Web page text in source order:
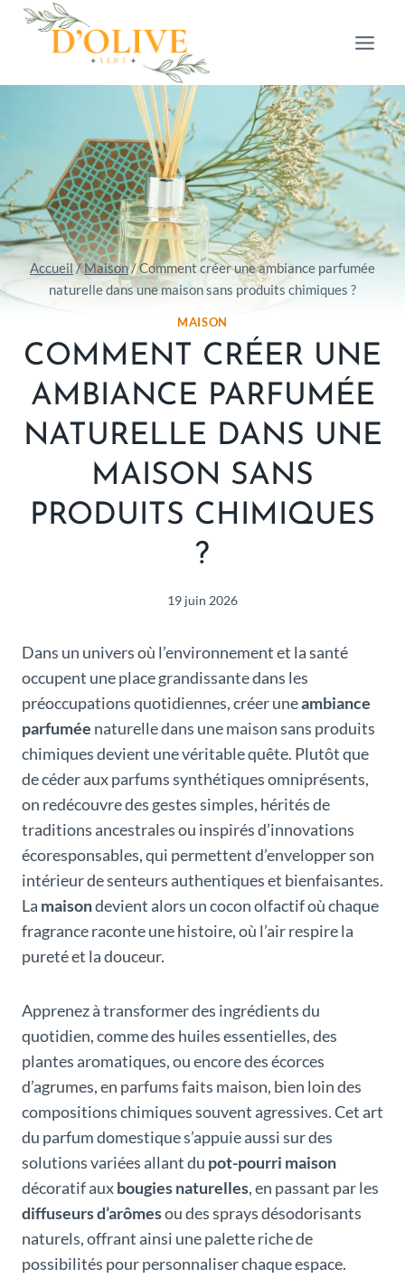
Aller
Accueil /Maison/Comment créer une ambiance parfumée
naturelle dans une maison sans produits chimiques ?
MAISON
COMMENT CRÉER UNE
AMBIANCE PARFUMÉE
NATURELLE DANS UNE
MAISON SANS
PRODUITS CHIMIQUES
?
19 juin 2026
Dans un univers où l’environnement et la santé
occupent une place grandissante dans les
préoccupations quotidiennes, créer uneambiance
parfumée naturelle dans une maison sans produits
chimiques devient une véritable quête. Plutôt que
de céder aux parfums synthétiques omniprésents,
on redécouvre des gestes simples, hérités de
traditions ancestrales ou inspirés d’innovations
écoresponsables, qui permettent d’envelopper son
intérieur de senteurs authentiques et bienfaisantes.
La maisondevient alors un cocon olfactif où chaque
fragrance raconte une histoire, où l’air respire la
pureté et la douceur.
Apprenez à transformer des ingrédients du
quotidien, comme des huiles essentielles, des
plantes aromatiques, ou encore des écorces
d’agrumes, en parfums faits maison, bien loin des
compositions chimiques souvent agressives. Cet art
du parfum domestique s’appuie aussi sur des
solutions variées allant du pot-pourri maison
décoratif auxbougies naturelles, en passant par les
diffuseurs d’arômesou des sprays désodorisants
naturels, offrant ainsi une palette riche de
possibilités pour personnaliser chaque espace.